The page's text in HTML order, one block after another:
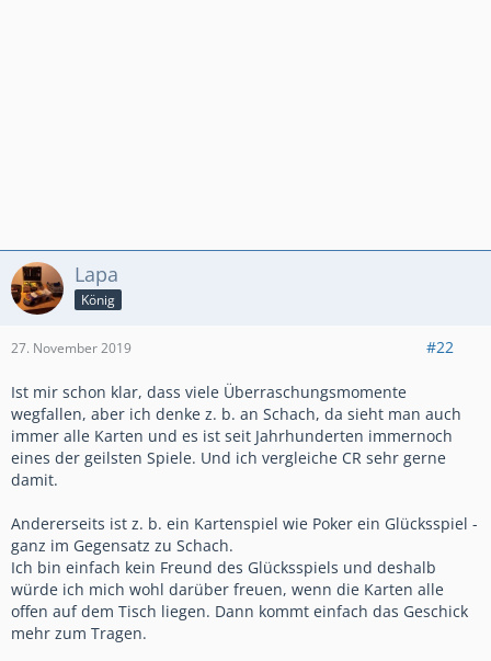
Lapa
König
27. November 2019 #22
Ist mir schon klar, dass viele Überraschungsmomente
wegfallen, aber ich denke z. b. an Schach, da sieht man auch
immer alle Karten und es ist seit Jahrhunderten immernoch
eines der geilsten Spiele. Und ich vergleiche CR sehr gerne
damit.
Andererseits ist z. b. ein Kartenspiel wie Poker ein Glücksspiel -
ganz im Gegensatz zu Schach.
Ich bin einfach kein Freund des Glücksspiels und deshalb
würde ich mich wohl darüber freuen, wenn die Karten alle
offen auf dem Tisch liegen. Dann kommt einfach das Geschick
mehr zum Tragen.